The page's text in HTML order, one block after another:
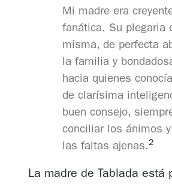
Mi madre era
fanática. Su plegaria
misma, de perfecta
la familia y
hacia quienes
de clarísima
buen consejo,
conciliar los ánimos
las faltas ajenas.2
La madre de Tablada está